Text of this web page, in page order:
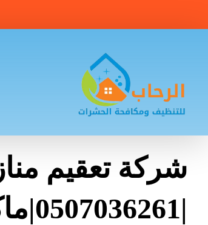
شركة تعقيم